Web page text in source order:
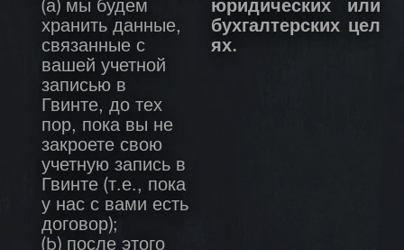
(а) мы будем
хранить данные,
связанные с
вашей учетной
записью в
Гвинте, до тех
пор, пока вы не
закроете свою
учетную запись в
Гвинте (т.е., пока
у нас с вами есть
договор);
(b) после этого
юридических или
бухгалтерских цел
ях.